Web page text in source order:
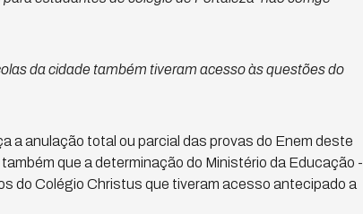
da cidade também tiveram acesso às questões do
a anulação total ou parcial das provas do Enem deste
que a determinação do Ministério da Educação -
do Colégio Christus que tiveram acesso antecipado a